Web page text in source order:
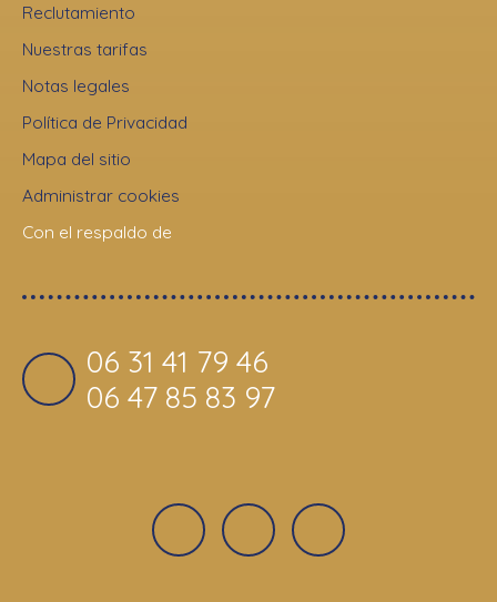
Reclutamiento
Nuestras tarifas
Notas legales
Política de Privacidad
Mapa del sitio
Administrar cookies
Con el respaldo de
06 31 41 79 46
06 47 85 83 97